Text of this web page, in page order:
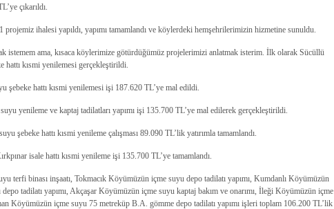
çıkarıldı.
ihalesi yapıldı, yapımı tamamlandı ve köylerdeki hemşehrilerimizin hizmetine sunuldu.
istemem ama, kısaca köylerimize götürdüğümüz projelerimizi anlatmak isterim. İlk olarak Sücüllü
hattı kısmi yenilemesi gerçekleştirildi.
şebeke hattı kısmi yenilemesi işi 187.620 TL’ye mal edildi.
yenileme ve kaptaj tadilatları yapımı işi 135.700 TL’ye mal edilerek gerçekleştirildi.
şebeke hattı kısmi yenileme çalışması 89.090 TL’lik yatırımla tamamlandı.
isale hattı kısmi yenileme işi 135.700 TL’ye tamamlandı.
terfi binası inşaatı, Tokmacık Köyümüzün içme suyu depo tadilatı yapımı, Kumdanlı Köyümüzün
tadilatı yapımı, Akçaşar Köyümüzün içme suyu kaptaj bakım ve onarımı, İleği Köyümüzün içme
Köyümüzün içme suyu 75 metreküp B.A. gömme depo tadilatı yapımı işleri toplam 106.200 TL’lik